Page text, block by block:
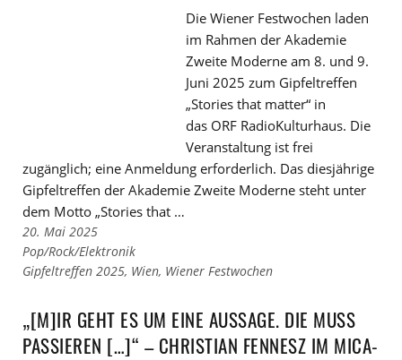
Die Wiener Festwochen laden
im Rahmen der Akademie
Zweite Moderne am 8. und 9.
Juni 2025 zum Gipfeltreffen
„Stories that matter“ in
das ORF RadioKulturhaus. Die
Veranstaltung ist frei
zugänglich; eine Anmeldung erforderlich. Das diesjährige
Gipfeltreffen der Akademie Zweite Moderne steht unter
dem Motto „Stories that …
20. Mai 2025
Links
zu
Kategorien
Pop/Rock/Elektronik
Links
den
Tags
Gipfeltreffen 2025, Wien, Wiener Festwochen
„[M]IR GEHT ES UM EINE AUSSAGE. DIE MUSS
PASSIEREN […]“ – CHRISTIAN FENNESZ IM MICA-